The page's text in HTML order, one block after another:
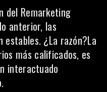
del Remarketing
anterior, las
estables. ¿La razón?La
más calificados, es
interactuado